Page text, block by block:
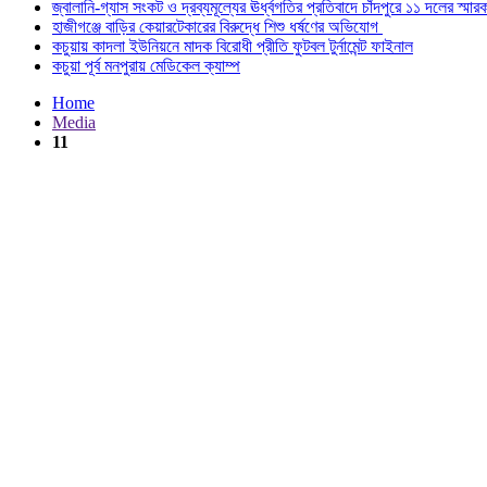
জ্বালানি-গ্যাস সংকট ও দ্রব্যমূল্যের ঊর্ধ্বগতির প্রতিবাদে চাঁদপুরে ১১ দলের
হাজীগঞ্জে বাড়ির কেয়ারটেকারের বিরুদ্ধে শিশু ধর্ষণের অভিযোগ
কচুয়ায় কাদলা ইউনিয়নে মাদক বিরোধী প্রীতি ফুটবল টুর্নামেন্ট ফাইনাল
কচুয়া পূর্ব মনপুরায় মেডিকেল ক্যাম্প
Home
Media
11